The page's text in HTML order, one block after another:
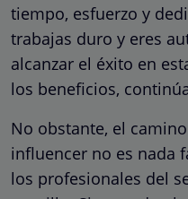
tiempo, esfuerzo y
trabajas duro y eres
alcanzar el éxito en
los beneficios,
No obstante, el
influencer no es nada
los profesionales del